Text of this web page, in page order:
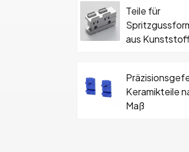
Teile für
aus
Keramikteile
Maß